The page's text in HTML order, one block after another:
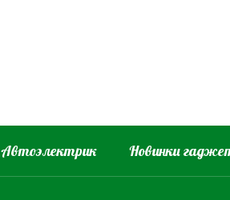
Автоэлектрик Новинки